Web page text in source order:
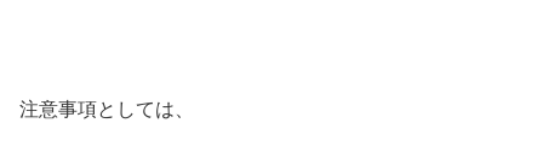
注意事項としては、